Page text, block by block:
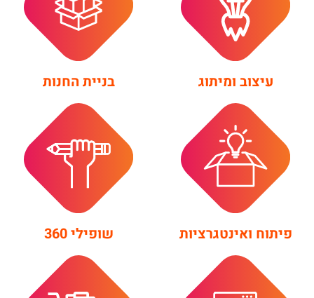
עיצוב ומיתוג בניית החנות
פיתוח ואינטגרציות שופילי 360